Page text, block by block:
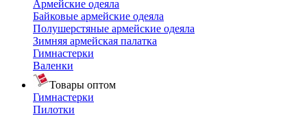
Армейские одеяла
Байковые армейские одеяла
Полушерстяные армейские одеяла
Зимняя армейская палатка
Гимнастерки
Валенки
Товары оптом
Гимнастерки
Пилотки